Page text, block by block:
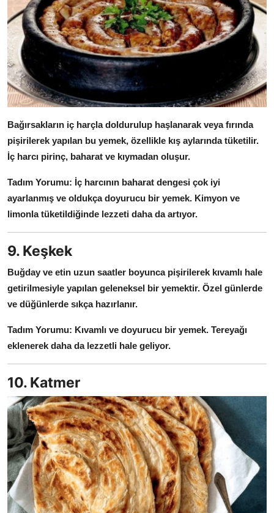
Bağırsakların iç harçla doldurulup haşlanarak veya fırında
pişirilerek yapılan bu yemek, özellikle kış aylarında tüketilir.
İç harcı pirinç, baharat ve kıymadan oluşur.
Tadım Yorumu: İç harcının baharat dengesi çok iyi
ayarlanmış ve oldukça doyurucu bir yemek. Kimyon ve
limonla tüketildiğinde lezzeti daha da artıyor.
9. Keşkek
Buğday ve etin uzun saatler boyunca pişirilerek kıvamlı hale
getirilmesiyle yapılan geleneksel bir yemektir. Özel günlerde
ve düğünlerde sıkça hazırlanır.
Tadım Yorumu: Kıvamlı ve doyurucu bir yemek. Tereyağı
eklenerek daha da lezzetli hale geliyor.
10. Katmer